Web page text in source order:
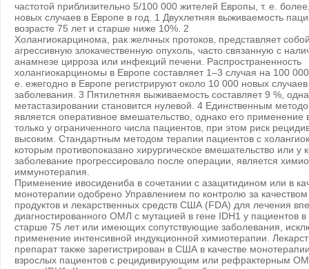
частотой приблизительно 5/100 000 жителей Европы, т. е.
новых случаев в Европе в год. 1 Двухлетняя выживаемость
возрасте 75 лет и старше ниже 10%. 2
Холангиокарцинома, рак желчных протоков, представляет
агрессивную злокачественную опухоль, часто связанную с
анамнезе цирроза или инфекций печени. Распространенность
холангиокарциномы в Европе составляет 1–3 случая на 100 000
е. ежегодно в Европе регистрируют около 10 000 новых
заболевания. 3 Пятилетняя выживаемость составляет 9 %,
метастазировании становится нулевой. 4 Единственным
является оперативное вмешательство, однако его применение
только у ограниченного числа пациентов, при этом риск
высоким. Стандартным методом терапии пациентов с
которым противопоказано хирургическое вмешательство или у
заболевание прогрессировало после операции, является
иммунотерапия.
Применение ивосидениба в сочетании с азацитидином или в
монотерапии одобрено Управлением по контролю за
продуктов и лекарственных средств США (FDA) для лечения
диагностированного ОМЛ с мутацией в гене IDH1 у пациентов в
старше 75 лет или имеющих сопутствующие заболевания,
применение интенсивной индукционной химиотерапии.
препарат также зарегистрирован в США в качестве
взрослых пациентов с рецидивирующим или рефрактерным